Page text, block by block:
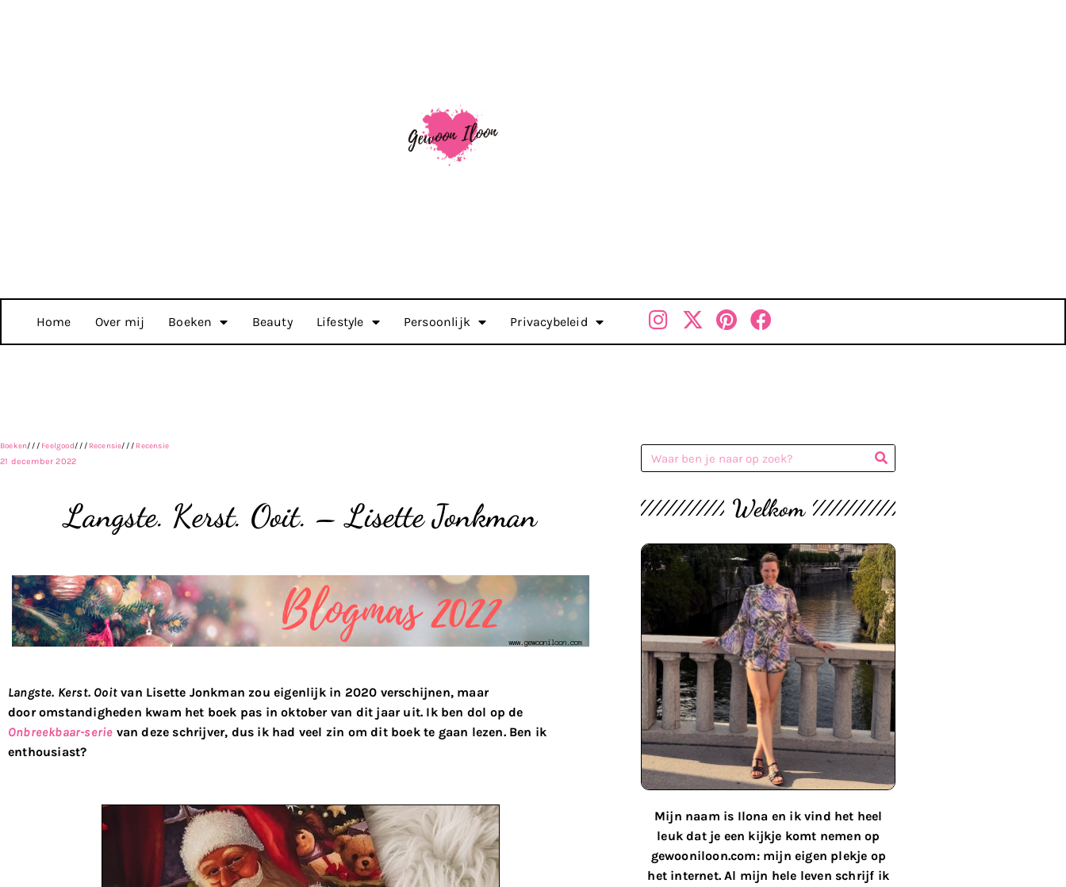
Home Over mij Boeken Beauty Lifestyle Persoonlijk Privacybeleid
Boeken/// Feelgood/// Recensie/// Recensie
21 december 2022
Langste. Kerst. Ooit. – Lisette Jonkman
Langste. Kerst. Ooitvan Lisette Jonkman zou eigenlijk in 2020 verschijnen, maar
door omstandigheden kwam het boek pas in oktober van dit jaar uit. Ik ben dol op de
Onbreekbaar-serie van deze schrijver, dus ik had veel zin om dit boek te gaan lezen. Ben ik
enthousiast?
Welkom
Mijn naam is Ilona en ik vind het heel
leuk dat je een kijkje komt nemen op
gewooniloon.com: mijn eigen plekje op
het internet. Al mijn hele leven schrijf ik